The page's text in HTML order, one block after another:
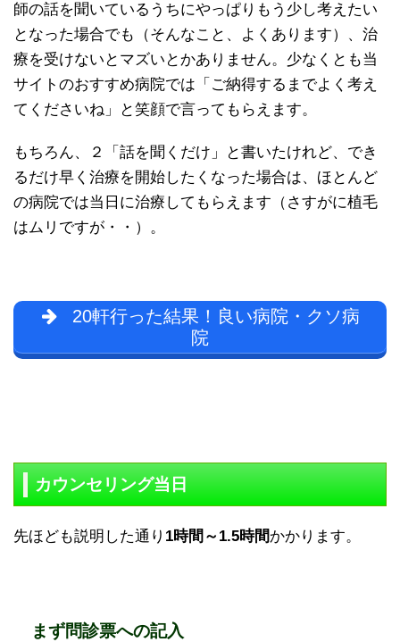
師の話を聞いているうちにやっぱりもう少し考えたい
となった場合でも（そんなこと、よくあります）、治
療を受けないとマズいとかありません。少なくとも当
サイトのおすすめ病院では「ご納得するまでよく考え
てくださいね」と笑顔で言ってもらえます。
もちろん、２「話を聞くだけ」と書いたけれど、でき
るだけ早く治療を開始したくなった場合は、ほとんど
の病院では当日に治療してもらえます（さすがに植毛
はムリですが・・）。
20軒行った結果！良い病院・クソ病
院
カウンセリング当日
先ほども説明した通り 1時間～1.5時間かかります。
まず問診票への記入